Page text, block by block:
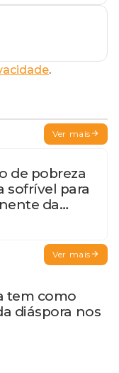
.
Ver mais
de pobreza
sofrível para
da
do Quinto
Ver mais
tem como
diáspora nos